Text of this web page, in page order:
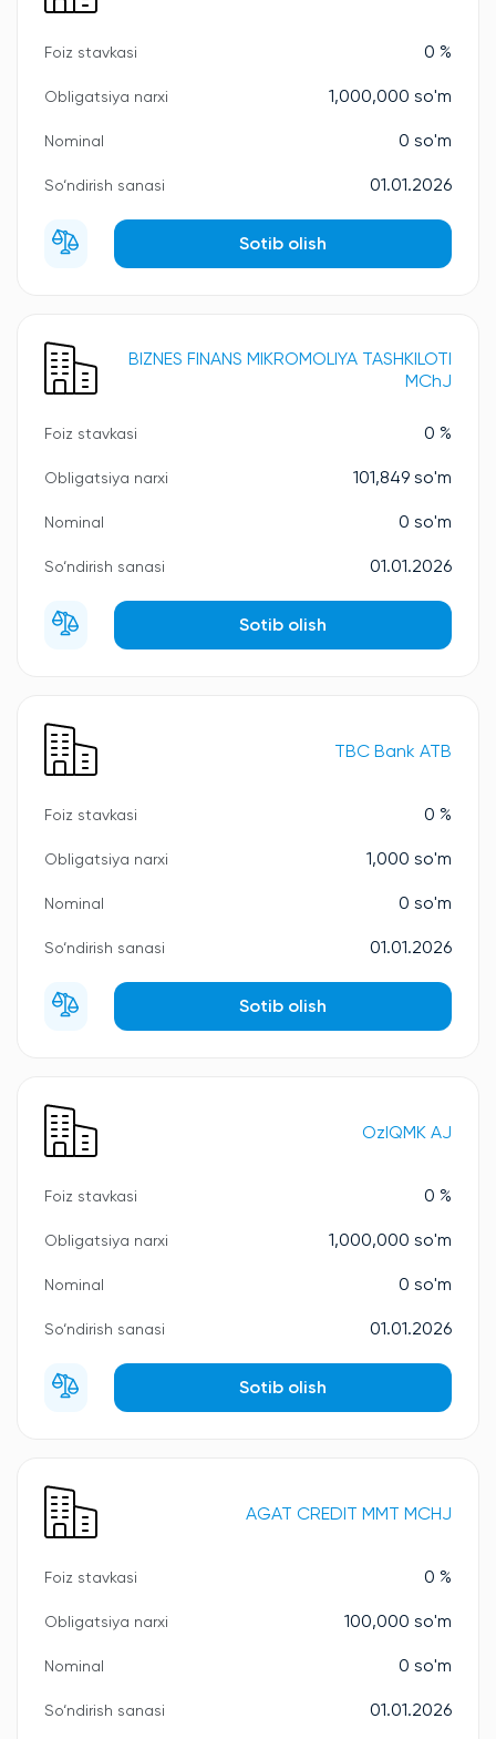
Foiz stavkasi 0 %
Obligatsiya narxi 1,000,000 so'm
Nominal 0 so'm
So‘ndirish sanasi 01.01.2026
Sotib olish
BIZNES FINANS MIKROMOLIYA TASHKILOTI
MChJ
Foiz stavkasi 0 %
Obligatsiya narxi 101,849 so'm
Nominal 0 so'm
So‘ndirish sanasi 01.01.2026
Sotib olish
TBC Bank ATB
Foiz stavkasi 0 %
Obligatsiya narxi 1,000 so'm
Nominal 0 so'm
So‘ndirish sanasi 01.01.2026
Sotib olish
OzIQMK AJ
Foiz stavkasi 0 %
Obligatsiya narxi 1,000,000 so'm
Nominal 0 so'm
So‘ndirish sanasi 01.01.2026
Sotib olish
AGAT CREDIT MMT MCHJ
Foiz stavkasi 0 %
Obligatsiya narxi 100,000 so'm
Nominal 0 so'm
So‘ndirish sanasi 01.01.2026